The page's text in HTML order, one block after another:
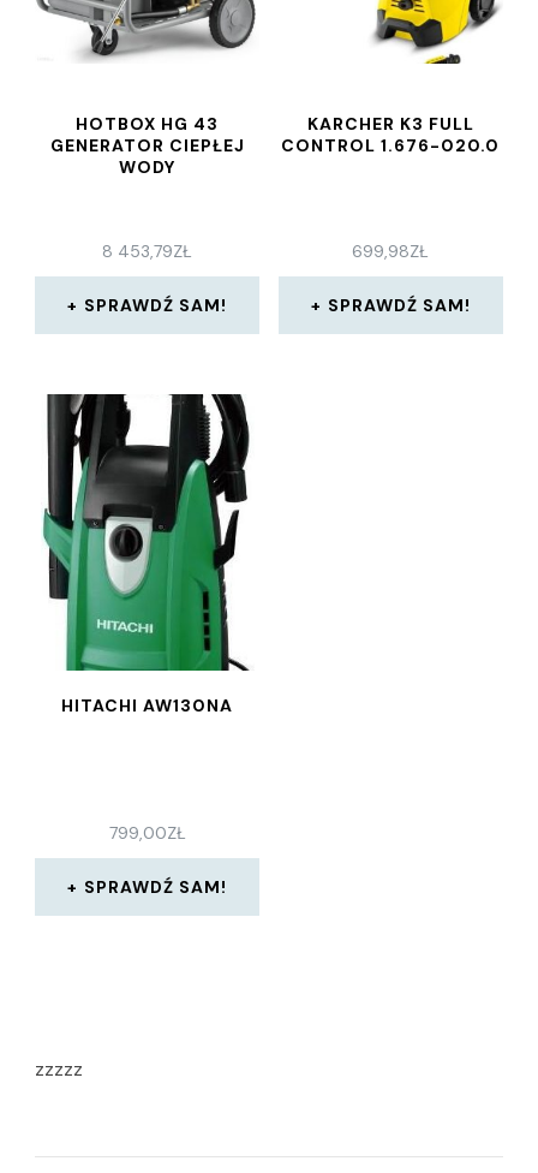
HOTBOX HG 43
GENERATOR CIEPŁEJ
WODY
8 453,79ZŁ
SPRAWDŹ SAM!
KARCHER K3 FULL
CONTROL 1.676-020.0
699,98ZŁ
SPRAWDŹ SAM!
HITACHI AW130NA
799,00ZŁ
SPRAWDŹ SAM!
zzzzz